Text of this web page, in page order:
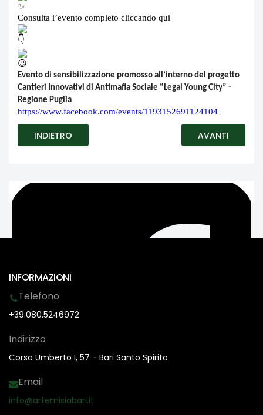
Consulta l’evento completo cliccando qui
Evento di sensibilizzazione promosso all’interno del progetto
Cantieri Innovativi di Antimafia Sociale “Legal Young City” -
Regione Puglia
https://www.facebook.com/events/1193152691124104
INDIETRO AVANTI
INFORMAZIONI
Telefono
+39.080.5246972
Indirizzo
Corso Umberto I, 57 - Bari Santo Spirito
Email
info@artemisiabari.it